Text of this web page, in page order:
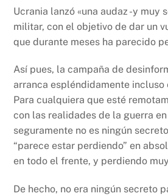
Ucrania lanzó «una audaz -y muy
militar, con el objetivo de dar un
que durante meses ha parecido
Así pues, la campaña de
arranca espléndidamente incluso
Para cualquiera que esté
con las realidades de la guerra
seguramente no es ningún
“parece estar perdiendo” en
en todo el frente, y perdiendo
De hecho, no era ningún secreto